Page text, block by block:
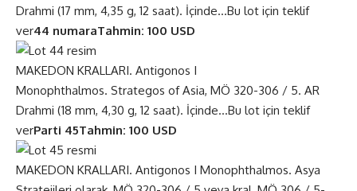
Drahmi (17 mm, 4,35 g, 12 saat). İçinde…Bu lot için teklif
ver44 numaraTahmin: 100 USD
MAKEDON KRALLARI. Antigonos I
Monophthalmos. Strategos of Asia, MÖ 320-306 / 5. AR
Drahmi (18 mm, 4,30 g, 12 saat). İçinde…Bu lot için teklif
verParti 45Tahmin: 100 USD
MAKEDON KRALLARI. Antigonos I Monophthalmos. Asya